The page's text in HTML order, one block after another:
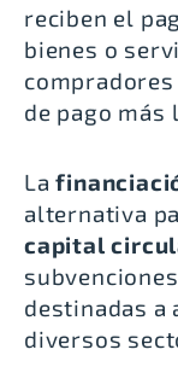
reciben el
bienes o
de pago más
La
alternativa
capital
destinadas a
diversos